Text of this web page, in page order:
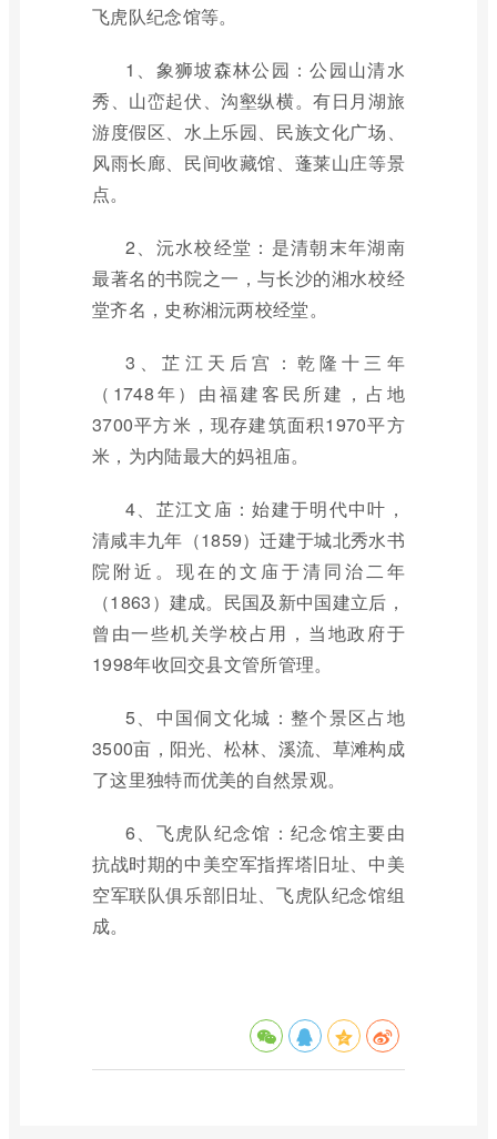
飞虎队纪念馆等。
1、象狮坡森林公园：公园山清水
秀、山峦起伏、沟壑纵横。有日月湖旅
游度假区、水上乐园、民族文化广场、
风雨长廊、民间收藏馆、蓬莱山庄等景
点。
2、沅水校经堂：是清朝末年湖南
最著名的书院之一，与长沙的湘水校经
堂齐名，史称湘沅两校经堂。
3、芷江天后宫：乾隆十三年
（1748年）由福建客民所建，占地
3700平方米，现存建筑面积1970平方
米，为内陆最大的妈祖庙。
4、芷江文庙：始建于明代中叶，
清咸丰九年（1859）迁建于城北秀水书
院附近。现在的文庙于清同治二年
（1863）建成。民国及新中国建立后，
曾由一些机关学校占用，当地政府于
1998年收回交县文管所管理。
5、中国侗文化城：整个景区占地
3500亩，阳光、松林、溪流、草滩构成
了这里独特而优美的自然景观。
6、飞虎队纪念馆：纪念馆主要由
抗战时期的中美空军指挥塔旧址、中美
空军联队俱乐部旧址、飞虎队纪念馆组
成。